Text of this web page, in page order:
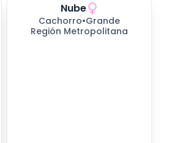
Nube
Cachorro•Grande
Región Metropolitana